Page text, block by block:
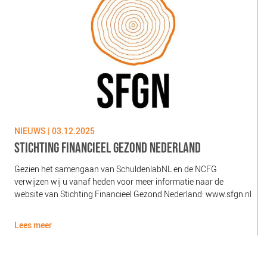
NIEUWS | 03.12.2025
STICHTING FINANCIEEL GEZOND NEDERLAND
Gezien het samengaan van SchuldenlabNL en de NCFG
verwijzen wij u vanaf heden voor meer informatie naar de
website van Stichting Financieel Gezond Nederland: www.sfgn.nl
Lees meer